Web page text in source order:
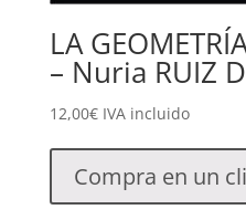
LA
– Nuria RUIZ
12,00€ IVA incluido
Compra en un